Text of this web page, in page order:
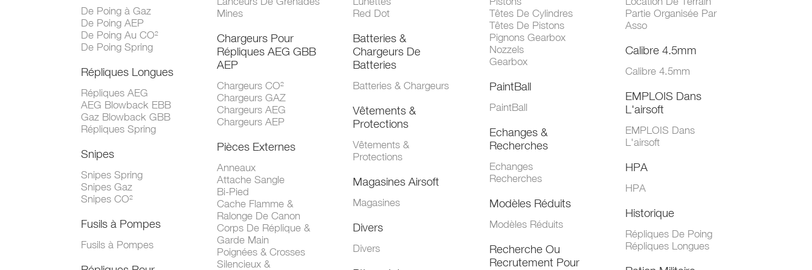
De Poing à Gaz
De Poing AEP
De Poing Au CO²
De Poing Spring
Répliques Longues
Répliques AEG
AEG Blowback EBB
Gaz Blowback GBB
Répliques Spring
Snipes
Snipes Spring
Snipes Gaz
Snipes CO²
Fusils à Pompes
Fusils à Pompes
Mines
Chargeurs Pour
Répliques AEG GBB
AEP
Chargeurs CO²
Chargeurs GAZ
Chargeurs AEG
Chargeurs AEP
Pièces Externes
Anneaux
Attache Sangle
Bi-Pied
Cache Flamme &
Ralonge De Canon
Corps De Réplique &
Garde Main
Poignées & Crosses
Silencieux &
Red Dot
Batteries &
Chargeurs De
Batteries
Batteries & Chargeurs
Vêtements &
Protections
Vêtements &
Protections
Magasines Airsoft
Magasines
Divers
Divers
Têtes De Cylindres
Têtes De Pistons
Pignons Gearbox
Nozzels
Gearbox
PaintBall
PaintBall
Echanges &
Recherches
Echanges
Recherches
Modèles Réduits
Modèles Réduits
Recherche Ou
Recrutement Pour
Partie Organisée Par
Asso
Calibre 4.5mm
Calibre 4.5mm
EMPLOIS Dans
L'airsoft
EMPLOIS Dans
L'airsoft
HPA
HPA
Historique
Répliques De Poing
Répliques Longues